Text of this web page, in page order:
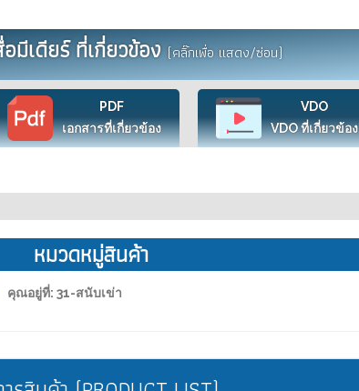
อมีเดียร์ ที่เกี่ยวข้อง(คลิ๊กเพื่อ แสดง/ซ่อน)
PDF
เอกสารที่เกี่ยวข้อง
VDO
VDO ที่เกี่ยวข้อง
หมวดหมู่สินค้า
คุณอยู่ที่: 31-สนับเข่า